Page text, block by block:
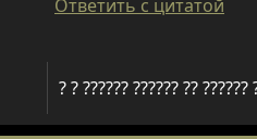
Ответить с цитатой
? ? ?????? ?????? ??